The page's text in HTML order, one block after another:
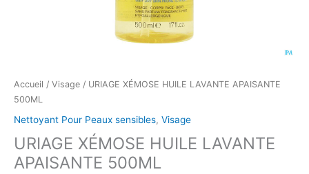
Accueil / Visage / URIAGE XÉMOSE HUILE LAVANTE APAISANTE
500ML
Nettoyant Pour Peaux sensibles, Visage
URIAGE XÉMOSE HUILE LAVANTE
APAISANTE 500ML